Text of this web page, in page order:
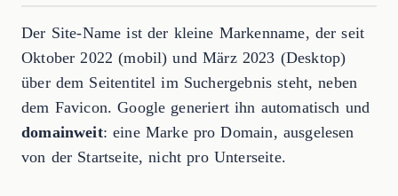
Der Site-Name ist der kleine Markenname, der seit
Oktober 2022 (mobil) und März 2023 (Desktop)
über dem Seitentitel im Suchergebnis steht, neben
dem Favicon. Google generiert ihn automatisch und
domainweit: eine Marke pro Domain, ausgelesen
von der Startseite, nicht pro Unterseite.